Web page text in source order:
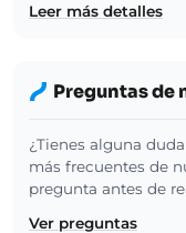
Leer más detalles
Preguntas de
¿Tienes alguna
más frecuentes de
pregunta antes de
Ver preguntas